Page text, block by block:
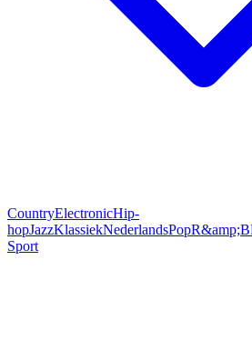
CountryElectronicHip-
hopJazzKlassiekNederlandsPopR&amp;B
Sport